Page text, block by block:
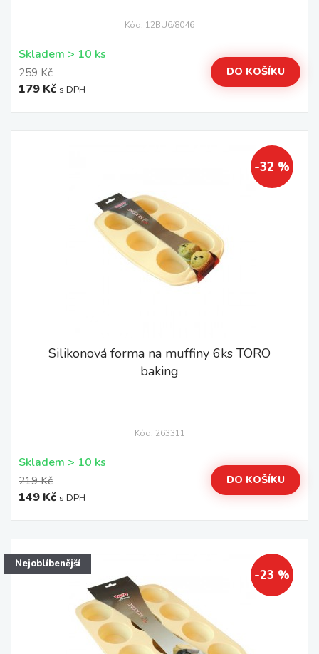
Kód: 12BU6/8046
Skladem > 10 ks
259 Kč
179 Kč s DPH
DO KOŠÍKU
-32 %
Silikonová forma na muffiny 6ks TORO
baking
Kód: 263311
Skladem > 10 ks
219 Kč
149 Kč s DPH
DO KOŠÍKU
Nejoblíbenější
-23 %